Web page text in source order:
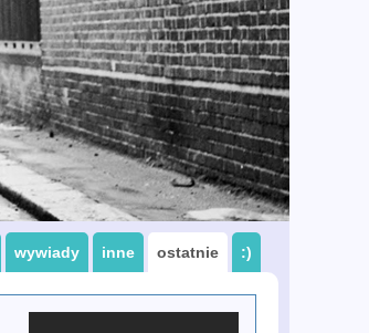
wywiady inne ostatnie :)